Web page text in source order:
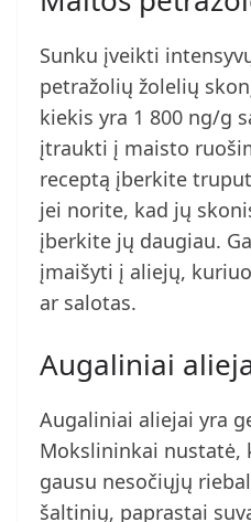
Sunku įveikti
petražolių žolelių
kiekis yra 1 800 ng/g
įtraukti į maisto
receptą įberkite
jei norite, kad jų
įberkite jų daugiau.
įmaišyti į aliejų,
ar salotas.
Augaliniai
Augaliniai aliejai yra
Mokslininkai nustatė,
gausu nesočiųjų
šaltinių, paprastai